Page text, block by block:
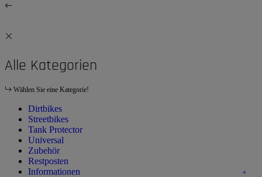
Alle Kategorien
Wählen Sie eine Kategorie!
Dirtbikes
Streetbikes
Tank Protector
Universal
Zubehör
Restposten
Informationen